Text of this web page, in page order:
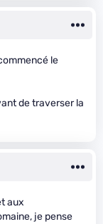
le
de traverser la
aux
je pense